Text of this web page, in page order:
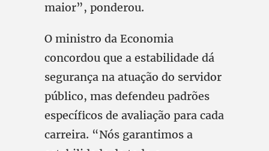
maior”, ponderou.
O ministro da Economia
concordou que a estabilidade dá
segurança na atuação do servidor
público, mas defendeu padrões
específicos de avaliação para cada
carreira. “Nós garantimos a